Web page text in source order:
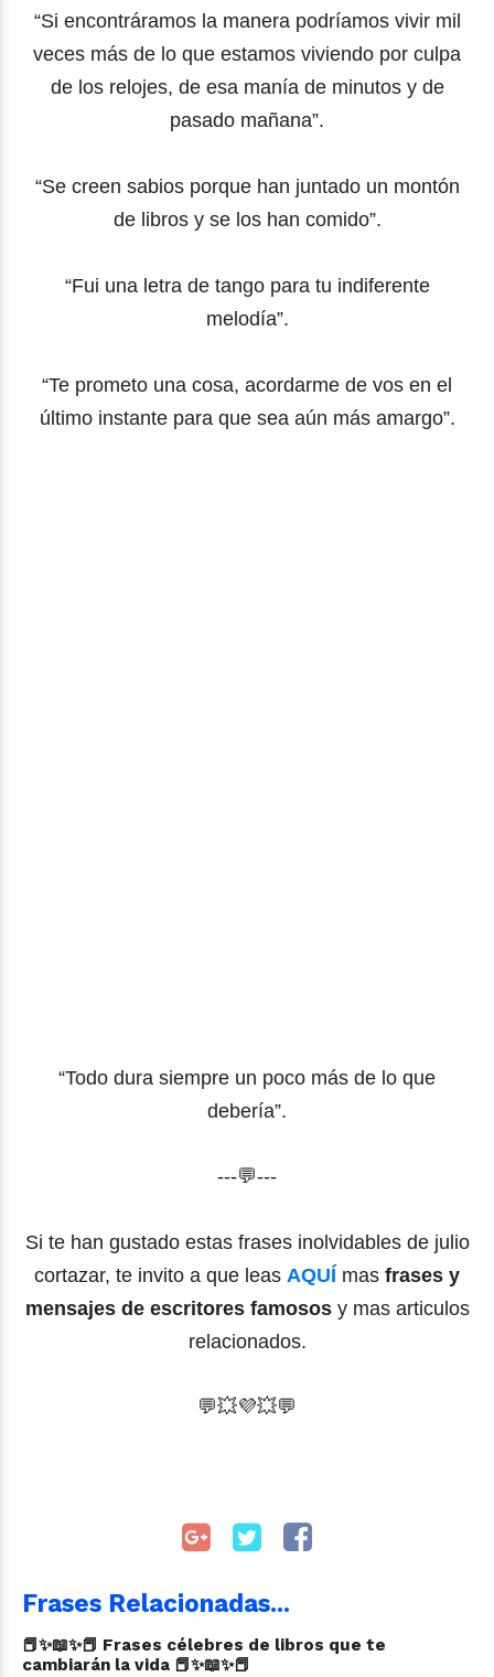
“Si encontráramos la manera podríamos vivir mil
veces más de lo que estamos viviendo por culpa
de los relojes, de esa manía de minutos y de
pasado mañana”.
“Se creen sabios porque han juntado un montón
de libros y se los han comido”.
“Fui una letra de tango para tu indiferente
melodía”.
“Te prometo una cosa, acordarme de vos en el
último instante para que sea aún más amargo”.
“Todo dura siempre un poco más de lo que
debería”.
---💬---
Si te han gustado estas frases inolvidables de julio
cortazar, te invito a que leas AQUÍ mas frases y
mensajes de escritores famososy mas articulos
relacionados.
💬💥💜💥💬
Frases Relacionadas...
📕✨📖✨📕 Frases célebres de libros que te
cambiarán la vida 📕✨📖✨📕